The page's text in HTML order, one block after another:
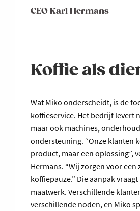
CEO Karl Hermans
Koffie als
Wat Miko onderscheidt, is de
koffieservice. Het bedrijf levert
maar ook machines,
ondersteuning. “Onze klanten
product, maar een oplossing”,
Hermans. “Wij zorgen voor een
koffiepauze.” Die aanpak
maatwerk. Verschillende
verschillende noden, en Miko